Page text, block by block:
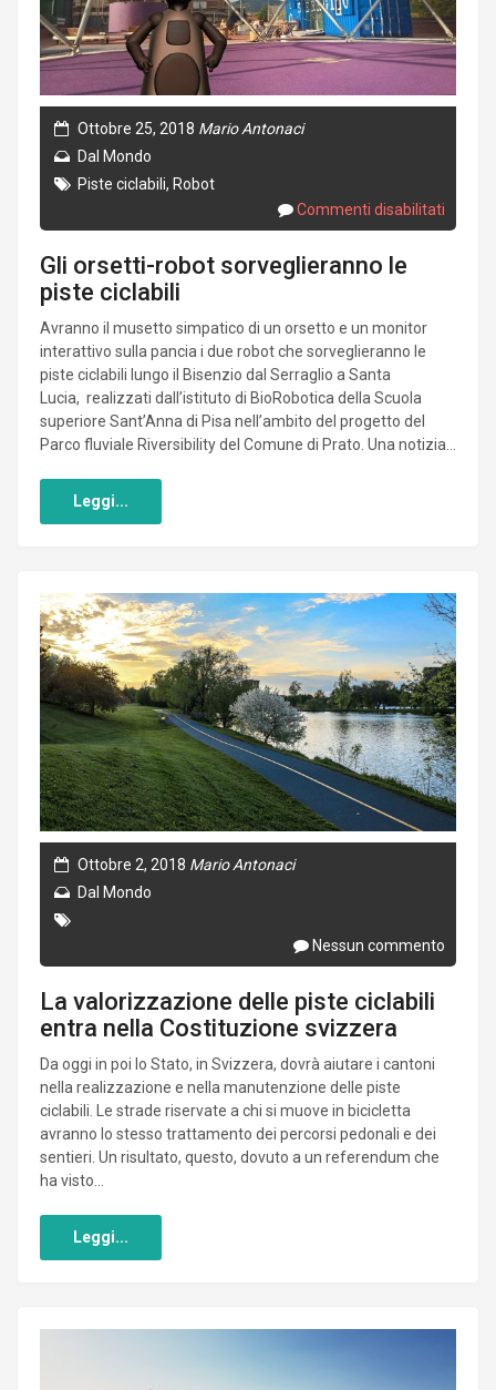
Ottobre 25, 2018 Mario Antonaci
Dal Mondo
Piste ciclabili, Robot
Commenti disabilitati
Gli orsetti-robot sorveglieranno le
piste ciclabili
Avranno il musetto simpatico di un orsetto e un monitor
interattivo sulla pancia i due robot che sorveglieranno le
piste ciclabili lungo il Bisenzio dal Serraglio a Santa
Lucia, realizzati dall’istituto di BioRobotica della Scuola
superiore Sant’Anna di Pisa nell’ambito del progetto del
Parco fluviale Riversibility del Comune di Prato. Una notizia...
Leggi...
Ottobre 2, 2018 Mario Antonaci
Dal Mondo
Nessun commento
La valorizzazione delle piste ciclabili
entra nella Costituzione svizzera
Da oggi in poi lo Stato, in Svizzera, dovrà aiutare i cantoni
nella realizzazione e nella manutenzione delle piste
ciclabili. Le strade riservate a chi si muove in bicicletta
avranno lo stesso trattamento dei percorsi pedonali e dei
sentieri. Un risultato, questo, dovuto a un referendum che
ha visto...
Leggi...